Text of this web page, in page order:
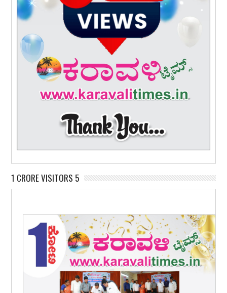
1 CRORE VISITORS 5